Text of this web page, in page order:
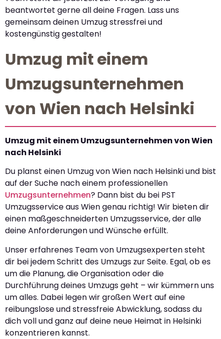
beantwortet gerne all deine Fragen. Lass uns
gemeinsam deinen Umzug stressfrei und
kostengünstig gestalten!
Umzug mit einem
Umzugsunternehmen
von Wien nach Helsinki
Umzug mit einem Umzugsunternehmen von Wien
nach Helsinki
Du planst einen Umzug von Wien nach Helsinki und bist
auf der Suche nach einem professionellen
Umzugsunternehmen? Dann bist du bei PST
Umzugsservice aus Wien genau richtig! Wir bieten dir
einen maßgeschneiderten Umzugsservice, der alle
deine Anforderungen und Wünsche erfüllt.
Unser erfahrenes Team von Umzugsexperten steht
dir bei jedem Schritt des Umzugs zur Seite. Egal, ob es
um die Planung, die Organisation oder die
Durchführung deines Umzugs geht – wir kümmern uns
um alles. Dabei legen wir großen Wert auf eine
reibungslose und stressfreie Abwicklung, sodass du
dich voll und ganz auf deine neue Heimat in Helsinki
konzentrieren kannst.